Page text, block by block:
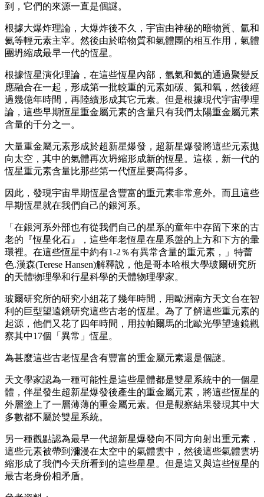
到，它們的來源一直是個謎。
根據大爆炸理論，大爆炸後不久，宇宙由神秘的暗物質、氫和
氦等輕元素主宰。然後由於暗物質和氣體團的相互作用，氣體
團坍縮成最早一代的恆星。
根據恆星演化理論，在這些恆星內部，氫氣和氦的通過聚變反
應融合在一起，形成第一批較重的元素如碳、氮和氧，然後經
過幾億年時間，再陸續形成其它元素。但是根據現代宇宙學理
論，這些早期恆星重金屬元素的含量只有我們太陽重金屬元素
含量的千分之一。
大量重金屬元素形成於超新星爆發，超新星爆發將這些元素拋
向太空，其中的氣體再次坍縮形成新的恆星。這樣，新一代的
恆星重元素含量比那些第一代恆星要高得多。
因此，發現宇宙早期恆星含豐富的重元素非常意外。而且這些
早期恆星就在我們自己的銀河系。
「在銀河系外部也有從我們自己的星系的童年中存留下來的古
老的『恆星化石』，這些年老恆星在星系盤的上方和下方的暈
環裡。在這些恆星中約有1-2％有異常含量的重元素，」特蕾
色.漢森(Terese Hansen)解釋說，他是哥本哈根大學玻爾研究所
的天體物理學和行星科學的天體物理學家。
玻爾研究所的研究小組花了幾年時間，用歐洲南方天文台在智
利的巨型望遠鏡研究這些古老的恆星。為了了解這些重元素的
起源，他們又花了四年時間，用拉帕爾馬的北歐光學望遠鏡觀
察其中17個「異常」恆星。
為甚麼這些古老恆星含有豐富的重金屬元素還是個謎。
天文學家認為一種可能性是這些星體都是雙星系統中的一個星
體，伴星發生超新星爆發後產生的重金屬元素，將這些恆星的
外層塗上了一層薄薄的重金屬元素。但是觀察結果發現其中大
多數都不屬於雙星系統。
另一種觀點認為最早一代超新星爆發向不同方向射出重元素，
這些元素被帶到瀰漫在太空中的氣體雲中，然後這些氣體雲坍
縮形成了我們今天所看到的這些星星。但是這又與這些恆星的
最古老身份相矛盾。